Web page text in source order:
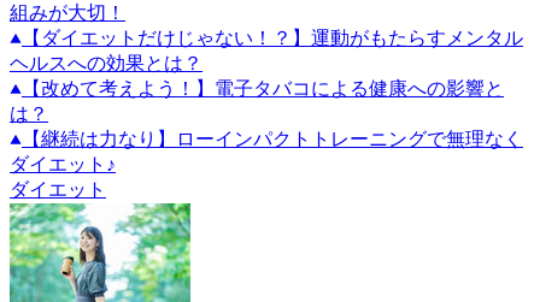
組みが大切！
【ダイエットだけじゃない！？】運動がもたらすメンタル
ヘルスへの効果とは？
【改めて考えよう！】電子タバコによる健康への影響と
は？
【継続は力なり】ローインパクトトレーニングで無理なく
ダイエット♪
ダイエット